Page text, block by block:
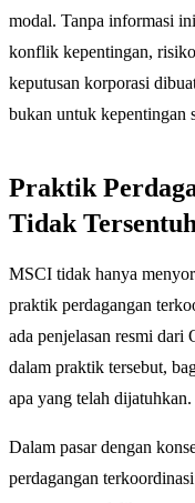
modal. Tanpa informasi
konflik kepentingan,
keputusan korporasi
bukan untuk kepentingan
Praktik
Tidak Tersentuh
MSCI tidak hanya
praktik perdagangan
ada penjelasan resmi dari
dalam praktik tersebut,
apa yang telah dijatuhkan.
Dalam pasar dengan
perdagangan